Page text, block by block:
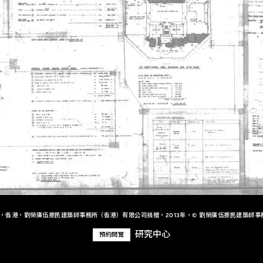
香港，劉榮廣伍振民建築師事務所（香港）有限公司捐贈，2013年，© 劉榮廣伍振民建築師事
預約閱覽 研究中心